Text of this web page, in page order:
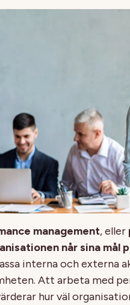
management, eller
når sina
interna och
Att arbeta med
hur väl